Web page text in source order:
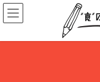
コ
ン
ン
ナ
ビ
ー